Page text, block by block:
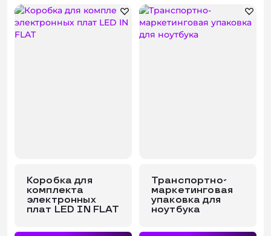
Коробка для
комплекта
электронных
плат LED IN FLAT
Транспортно-
маркетинговая
упаковка для
ноутбука